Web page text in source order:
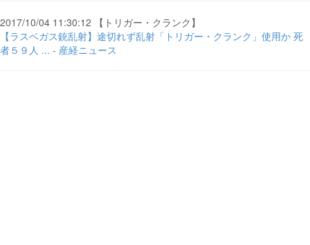
2017/10/04 11:30:12 【トリガー・クランク】
【ラスベガス銃乱射】途切れず乱射「トリガー・クランク」使用か 死
者５９人 ... - 産経ニュース